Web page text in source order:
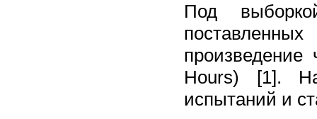
Под
Hours) [1].
испытаний и